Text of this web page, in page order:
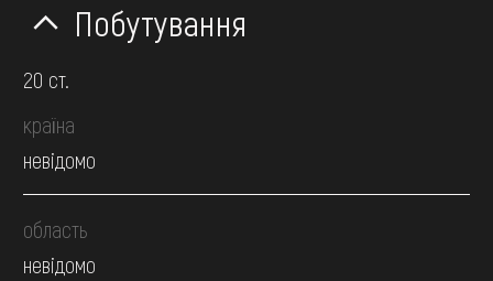
Побутування
20 ст.
країна
невідомо
область
невідомо